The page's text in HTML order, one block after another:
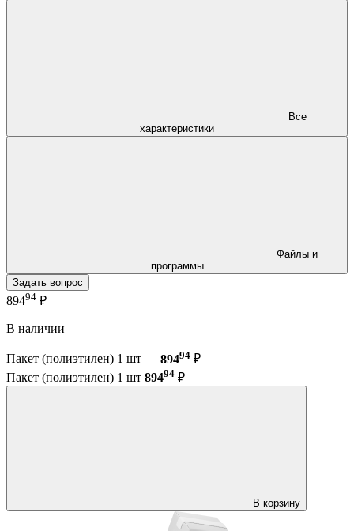
характеристики
программы
Задать вопрос
89494 ₽
В наличии
Пакет (полиэтилен) 1 шт — 89494 ₽
Пакет (полиэтилен) 1 шт 89494 ₽
В корзину